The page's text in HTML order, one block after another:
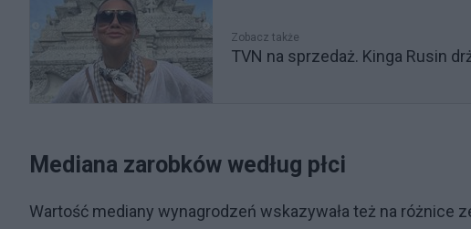
Zobacz także
TVN na sprzedaż. Kinga Rusin
Mediana zarobków według płci
Wartość mediany wynagrodzeń wskazywała też na różnice